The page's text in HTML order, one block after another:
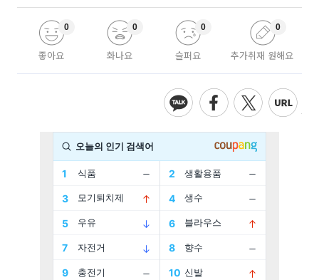
좋아요
0
화나요
0
슬퍼요
0
추가취재 원해요
0